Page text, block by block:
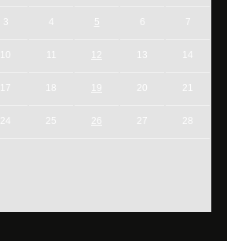
3 4 5 6 7
10 11 12 13 14
17 18 19 20 21
24 25 26 27 28